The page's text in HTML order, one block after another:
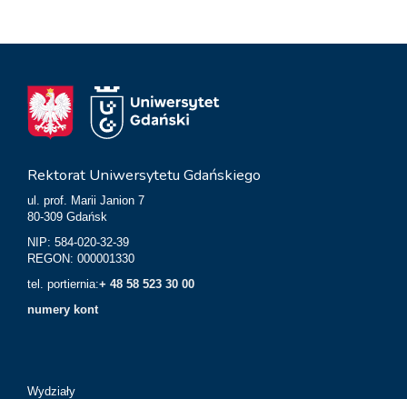
Rektorat Uniwersytetu Gdańskiego
ul. prof. Marii Janion 7
80-309 Gdańsk
NIP: 584-020-32-39
REGON: 000001330
tel. portiernia:+ 48 58 523 30 00
numery kont
Wydziały